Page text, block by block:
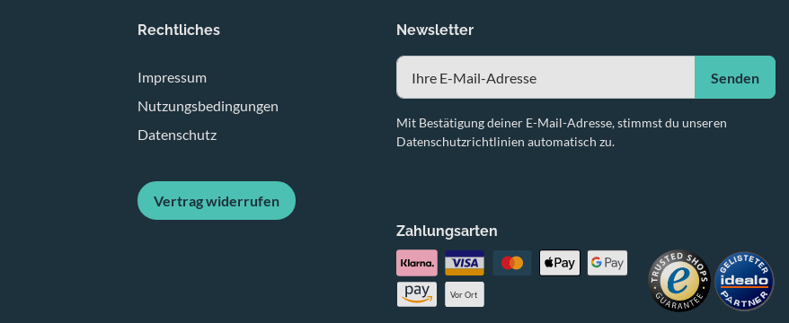
Rechtliches
Impressum
Nutzungsbedingungen
Datenschutz
Vertrag widerrufen
Newsletter
Senden
Mit Bestätigung deiner E-Mail-Adresse, stimmst du unseren
Datenschutzrichtlinien automatisch zu.
Zahlungsarten
Vor Ort